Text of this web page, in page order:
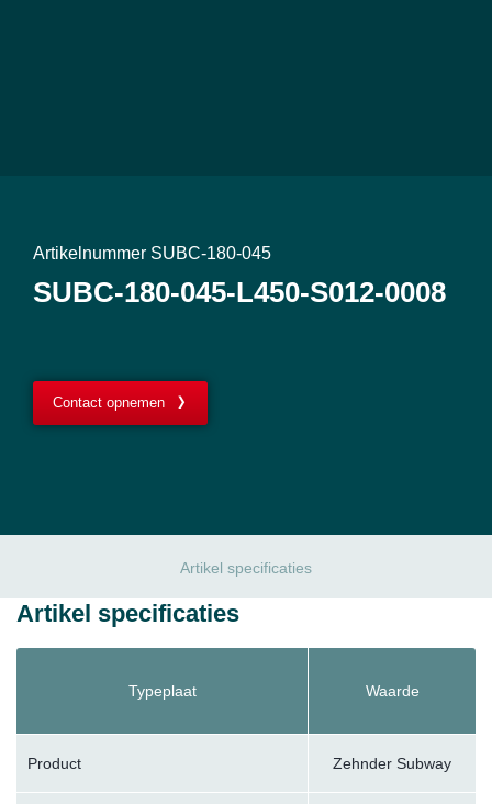
Artikelnummer SUBC-180-045
SUBC-180-045-L450-S012-0008
Contact opnemen
Artikel specificaties
Artikel specificaties
Typeplaat Waarde
Product Zehnder Subway